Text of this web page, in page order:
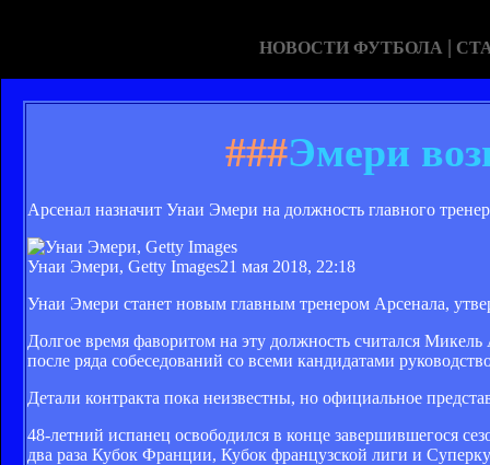
НОВОСТИ ФУТБОЛА |
###Эмери
Арсенал назначит Унаи Эмери на должность главного
Унаи Эмери, Getty Images21 мая 2018, 22:18
Унаи Эмери станет новым главным тренером Арсенала,
Долгое время фаворитом на эту должность считался
после ряда собеседований со всеми кандидатами
Детали контракта пока неизвестны, но официальное
48-летний испанец освободился в конце завершившегося
два раза Кубок Франции, Кубок французской лиги и